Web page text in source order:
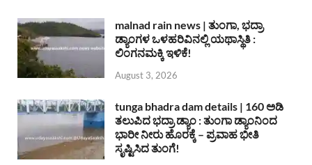
malnad rain news | ತುಂಗಾ, ಭದ್ರಾ
ಡ್ಯಾಂಗಳ ಒಳಹರಿವಿನಲ್ಲಿ ಯಥಾಸ್ಥಿತಿ :
ಲಿಂಗನಮಕ್ಕಿ ಇಳಿಕೆ!
August 3, 2026
tunga bhadra dam details | 160 ಅಡಿ
ತಲುಪಿದ ಭದ್ರಾ ಡ್ಯಾಂ : ತುಂಗಾ ಡ್ಯಾಂನಿಂದ
ಭಾರೀ ನೀರು ಹೊರಕ್ಕೆ – ಪ್ರವಾಹ ಭೀತಿ
ಸೃಷ್ಟಿಸಿದ ತುಂಗೆ!